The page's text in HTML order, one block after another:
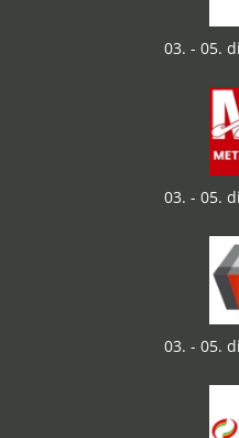
03. - 05.
03. - 05.
03. - 05.